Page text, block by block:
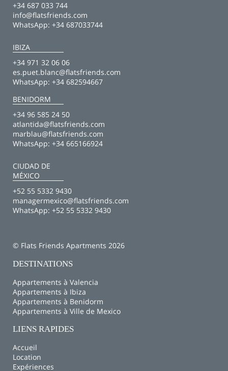
+34 687 033 744
info@flatsfriends.com
WhatsApp: +34 687033744
IBIZA
+34 971 32 06 06
es.puet.blanc@flatsfriends.com
WhatsApp: +34 682594667
BENIDORM
+34 96 585 24 50
atlantida@flatsfriends.com
marblau@flatsfriends.com
WhatsApp: +34 665166924
CIUDAD DE
MÉXICO
+52 55 5332 9430
managermexico@flatsfriends.com
WhatsApp: +52 55 5332 9430
© Flats Friends Apartments 2026
DESTINATIONS
Appartements à Valencia
Appartements à Ibiza
Appartements à Benidorm
Appartements à Ville de Mexico
LIENS RAPIDES
Accueil
Location
Expériences